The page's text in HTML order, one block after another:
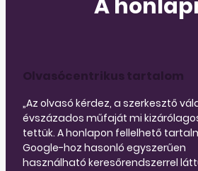
A
Olvasócentrikus tartalom
„Az olvasó kérdez, a szerkesztő
évszázados műfaját mi
tettük. A honlapon fellelhető
Google-hoz hasonló egyszerűen
használható keresőrendszerrel